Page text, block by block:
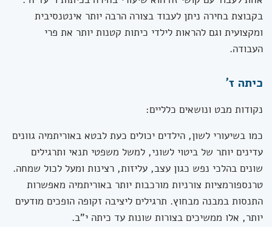
בקבוצת בחירה ניתן לעבוד בצורה הרבה יותר אינטנסיבית
ומקצועית וגם להראות לילדי כיתות קטנות יותר את פרי
העבודה.
כיתה ז'
נקודות מבט ונושאים כלליים:
כמו בשיעורי לשון, הילדים יכולים כעת לבטא באוריתמיה גוונים
עדינים יותר של ביטוי לשוני, למשל משפטי תנאי ותרגילים
שונים בהלכי נפש כגון עצב, עליזות, רצינות ומעל לכול שמחה.
טרנספורמציות צורניות מורכבות יותר באוריתמיה מאפשרות
התנסות במבנה מבחוץ. תרגילים ליציבה זקופה הופכים מודעים
יותר, אלו ממשיכים בצורות שונות עד כיתה י"ב.